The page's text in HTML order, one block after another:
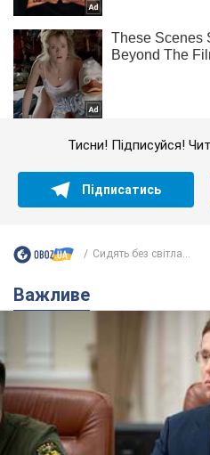
Тисни! Підписуйся!
Підписатись
Сидять без світла...
Важливе